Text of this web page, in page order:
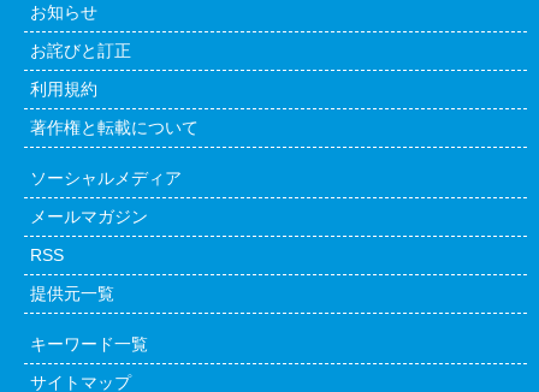
お知らせ
お詫びと訂正
利用規約
著作権と転載について
ソーシャルメディア
メールマガジン
RSS
提供元一覧
キーワード一覧
サイトマップ